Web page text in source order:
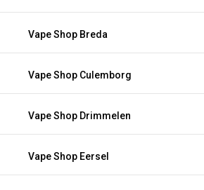
Vape Shop Breda
Vape Shop Culemborg
Vape Shop Drimmelen
Vape Shop Eersel